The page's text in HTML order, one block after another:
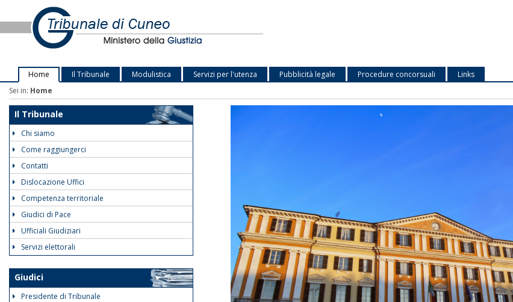
Home Il Tribunale Modulistica Servizi per l'utenza Pubblicità legale Procedure concorsuali
Links
Sei in: Home
Il Tribunale
Chi siamo
Come raggiungerci
Contatti
Dislocazione Uffici
Competenza territoriale
Giudici di Pace
Ufficiali Giudiziari
Servizi elettorali
Giudici
Presidente di Tribunale